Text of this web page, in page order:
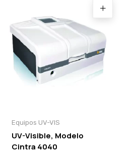
Equipos UV-VIS
UV-Visible, Modelo
Cintra 4040